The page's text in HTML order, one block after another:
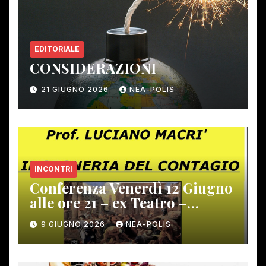
EDITORIALE
CONSIDERAZIONI
21 GIUGNO 2026 NEA-POLIS
INCONTRI
Conferenza Venerdì 12 Giugno
alle ore 21 – ex Teatro –
Gambassi Terme –
9 GIUGNO 2026 NEA-POLIS